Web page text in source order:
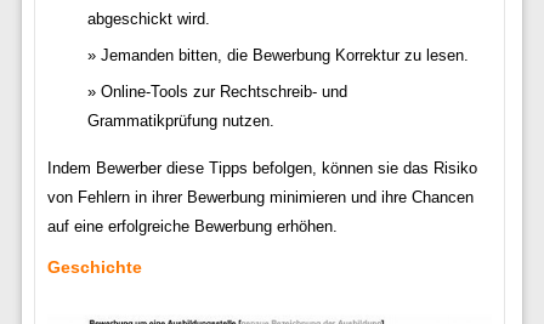
abgeschickt wird.
Jemanden bitten, die Bewerbung Korrektur zu lesen.
Online-Tools zur Rechtschreib- und
Grammatikprüfung nutzen.
Indem Bewerber diese Tipps befolgen, können sie das Risiko
von Fehlern in ihrer Bewerbung minimieren und ihre Chancen
auf eine erfolgreiche Bewerbung erhöhen.
Geschichte